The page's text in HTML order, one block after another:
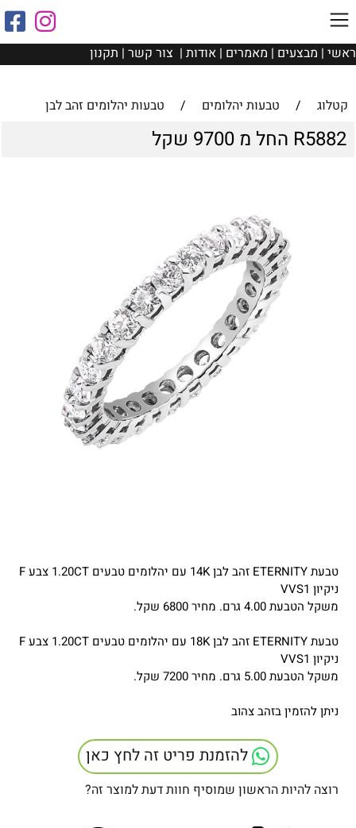
ראשי | מבצעים | מאמרים | אודות | צור קשר | תקנון
קטלוג / טבעות יהלומים / טבעות יהלומים זהב לבן
R5882 החל מ 9700 שקל
טבעת ETERNITY זהב לבן 14K עם יהלומים טבעים 1.20CT צבע F
ניקיון VVS1
משקל הטבעת 4.00 גרם. מחיר 6800 שקל.
טבעת ETERNITY זהב לבן 18K עם יהלומים טבעים 1.20CT צבע F
ניקיון VVS1
משקל הטבעת 5.00 גרם. מחיר 7200 שקל.
ניתן להזמין בזהב צהוב
להזמנת פריט זה לחץ כאן
רוצה להיות הראשון שמוסיף חוות דעת למוצר זה?